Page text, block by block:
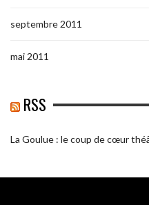
septembre 2011
mai 2011
RSS
La Goulue : le coup de cœur